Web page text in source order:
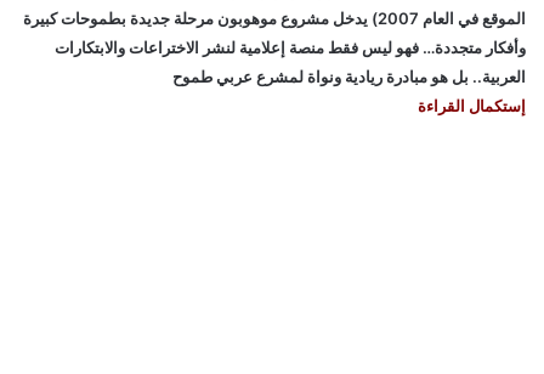
الموقع في العام 2007) يدخل مشروع موهوبون مرحلة جديدة بطموحات كبيرة
وأفكار متجددة… فهو ليس فقط منصة إعلامية لنشر الاختراعات والابتكارات
العربية.. بل هو مبادرة ريادية ونواة لمشرع عربي طموح
إستكمال القراءة